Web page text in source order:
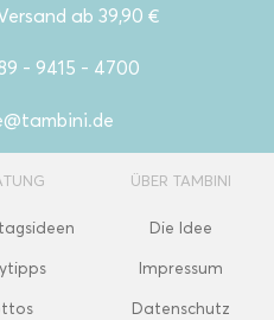
ab 39,90 €
- 9415 - 4700
ÜBER TAMBINI
Die Idee
Impressum
Datenschutz